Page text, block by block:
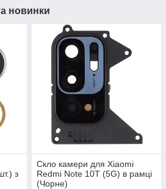
новинки
з
Скло камери для Xiaomi
Redmi Note 10T (5G) в рамці
(Чорне)